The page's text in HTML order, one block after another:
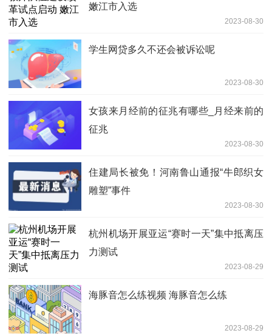
嫩江市入选
2023-08-30
学生网贷多久不还会被诉讼呢
2023-08-30
女孩来月经前的征兆有哪些_月经来前的
征兆
2023-08-30
住建局长被免！河南鲁山通报“牛郎织女
雕塑”事件
2023-08-30
杭州机场开展亚运“赛时一天”集中抵离压
力测试
2023-08-29
海豚音怎么练视频 海豚音怎么练
2023-08-29